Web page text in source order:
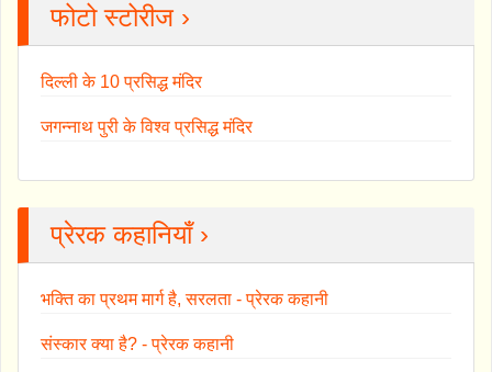
फोटो स्टोरीज ›
दिल्ली के 10 प्रसिद्ध मंदिर
जगन्नाथ पुरी के विश्व प्रसिद्ध मंदिर
प्रेरक कहानियाँ ›
भक्ति का प्रथम मार्ग है, सरलता - प्रेरक कहानी
संस्कार क्या है? - प्रेरक कहानी